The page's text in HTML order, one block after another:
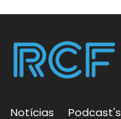
Notícias Podcast's